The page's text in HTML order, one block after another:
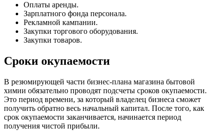
Оплаты аренды.
Зарплатного фонда персонала.
Рекламной кампании.
Закупки торгового оборудования.
Закупки товаров.
Сроки окупаемости
В резюмирующей части бизнес-плана магазина бытовой
химии обязательно проводят подсчеты сроков окупаемости.
Это период времени, за который владелец бизнеса сможет
получить обратно весь начальный капитал. После того, как
срок окупаемости заканчивается, начинается период
получения чистой прибыли.